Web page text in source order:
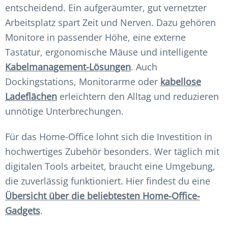
entscheidend. Ein aufgeräumter, gut vernetzter
Arbeitsplatz spart Zeit und Nerven. Dazu gehören
Monitore in passender Höhe, eine externe
Tastatur, ergonomische Mäuse und intelligente
Kabelmanagement-Lösungen. Auch
Dockingstations, Monitorarme oder kabellose
Ladeflächen erleichtern den Alltag und reduzieren
unnötige Unterbrechungen.
Für das Home-Office lohnt sich die Investition in
hochwertiges Zubehör besonders. Wer täglich mit
digitalen Tools arbeitet, braucht eine Umgebung,
die zuverlässig funktioniert. Hier findest du eine
Übersicht über die beliebtesten Home-Office-
Gadgets.